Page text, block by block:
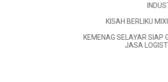
KISAH BERLIKU
KEMENAG SELAYAR SIAP
JASA